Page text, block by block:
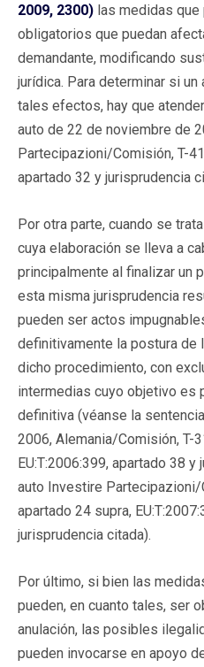
2009, 2300) las medidas
obligatorios que puedan
demandante, modificando
jurídica. Para determinar si
tales efectos, hay que
auto de 22 de noviembre de
Partecipazioni/Comisión, T-
apartado 32 y jurisprudencia
Por otra parte, cuando se
cuya elaboración se lleva a
principalmente al finalizar un
esta misma jurisprudencia
pueden ser actos
definitivamente la postura de
dicho procedimiento, con
intermedias cuyo objetivo es
definitiva (véanse la
2006, Alemania/Comisión, T-
EU:T:2006:399, apartado 38
auto Investire
apartado 24 supra,
jurisprudencia citada).
Por último, si bien las
pueden, en cuanto tales, ser
anulación, las posibles
pueden invocarse en apoyo